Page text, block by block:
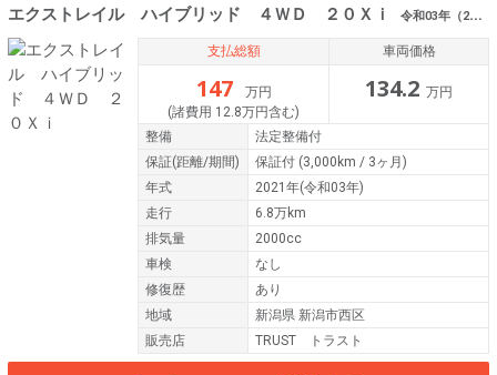
エクストレイル ハイブリッド ４ＷＤ ２０Ｘｉ 令和03年（2021年） 6.8万km 新潟県新潟市西区
支払総額
147
万円
(諸費用 12.8万円含む)
車両価格
134.2 万円
整備
法定整備付
保証(距離/期間) 保証付 (3,000km / 3ヶ月)
年式
2021年(令和03年)
走行
6.8万km
排気量
2000cc
車検
なし
修復歴
あり
地域
新潟県 新潟市西区
販売店
TRUST トラスト